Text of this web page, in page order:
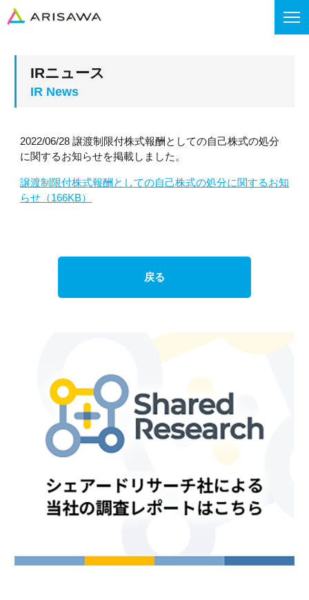
IRニュース
2022/06/28 譲渡制限付株式報酬としての自己株式の処分
に関するお知らせを掲載しました。
譲渡制限付株式報酬としての自己株式の処分に関するお知
らせ（166KB）
戻る